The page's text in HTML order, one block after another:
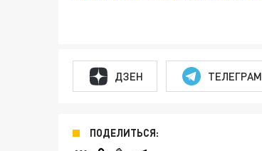
ДЗЕН ТЕЛЕГРАМ
ПОДЕЛИТЬСЯ: